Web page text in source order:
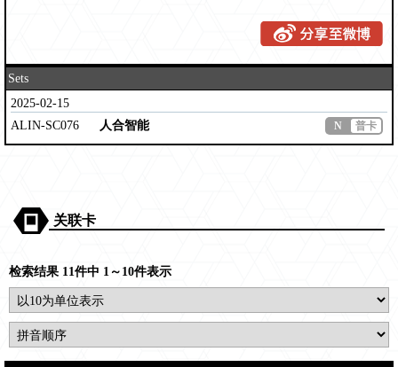
Sets
2025-02-15
ALIN-SC076
人合智能 N 普卡
关联卡
检索结果 11件中 1～10件表示